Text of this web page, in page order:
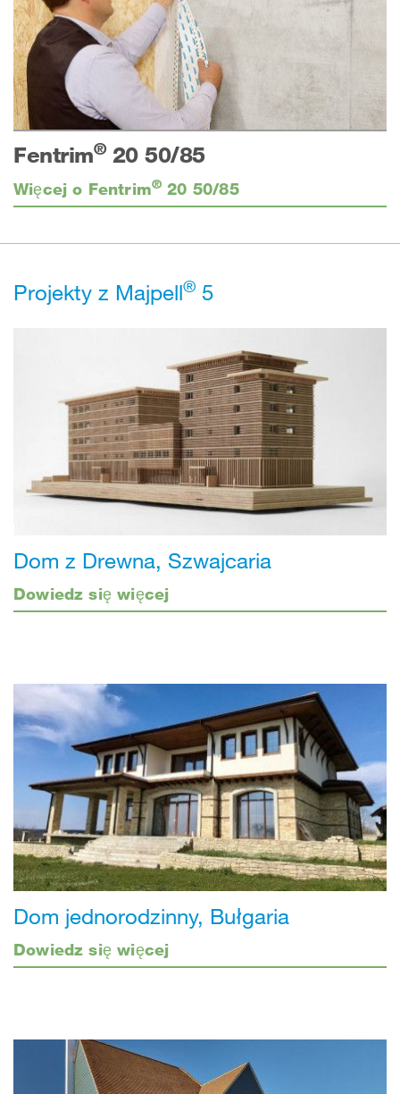
Fentrim®20 50/85
Więcej o Fentrim® 20 50/85
Projekty z Majpell® 5
Dom z Drewna, Szwajcaria
Dowiedz się więcej
Dom jednorodzinny, Bułgaria
Dowiedz się więcej